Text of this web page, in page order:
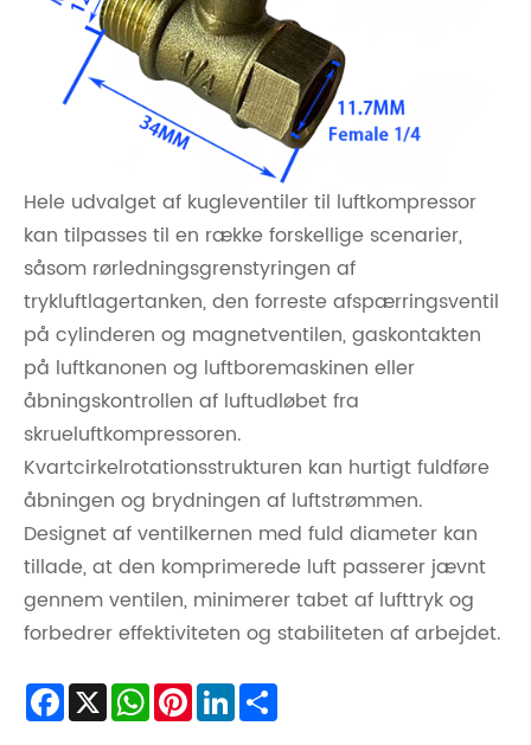
Hele udvalget af kugleventiler til luftkompressor
kan tilpasses til en række forskellige scenarier,
såsom rørledningsgrenstyringen af ​​
trykluftlagertanken, den forreste afspærringsventil
på cylinderen og magnetventilen, gaskontakten
på luftkanonen og luftboremaskinen eller
åbningskontrollen af ​​luftudløbet fra
skrueluftkompressoren.
Kvartcirkelrotationsstrukturen kan hurtigt fuldføre
åbningen og brydningen af ​​luftstrømmen.
Designet af ventilkernen med fuld diameter kan
tillade, at den komprimerede luft passerer jævnt
gennem ventilen, minimerer tabet af lufttryk og
forbedrer effektiviteten og stabiliteten af ​​arbejdet.
Facebook
X WhatsApp
PinterestLinkedIn